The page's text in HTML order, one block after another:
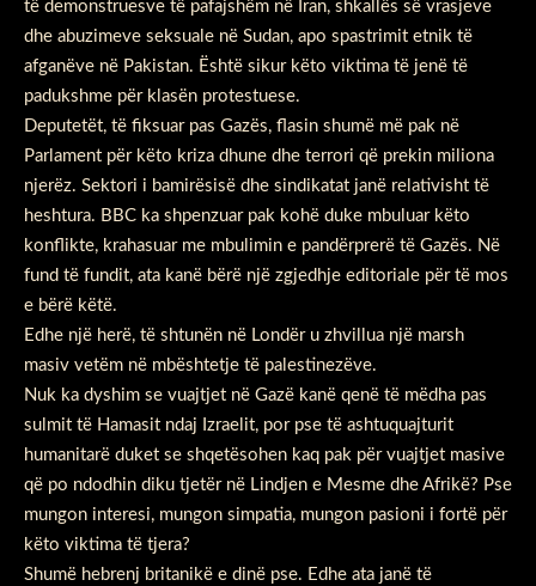
të demonstruesve të pafajshëm në Iran, shkallës së vrasjeve
dhe abuzimeve seksuale në Sudan, apo spastrimit etnik të
afganëve në Pakistan. Është sikur këto viktima të jenë të
padukshme për klasën protestuese.
Deputetët, të fiksuar pas Gazës, flasin shumë më pak në
Parlament për këto kriza dhune dhe terrori që prekin miliona
njerëz. Sektori i bamirësisë dhe sindikatat janë relativisht të
heshtura. BBC ka shpenzuar pak kohë duke mbuluar këto
konflikte, krahasuar me mbulimin e pandërprerë të Gazës. Në
fund të fundit, ata kanë bërë një zgjedhje editoriale për të mos
e bërë këtë.
Edhe një herë, të shtunën në Londër u zhvillua një marsh
masiv vetëm në mbështetje të palestinezëve.
Nuk ka dyshim se vuajtjet në Gazë kanë qenë të mëdha pas
sulmit të Hamasit ndaj Izraelit, por pse të ashtuquajturit
humanitarë duket se shqetësohen kaq pak për vuajtjet masive
që po ndodhin diku tjetër në Lindjen e Mesme dhe Afrikë? Pse
mungon interesi, mungon simpatia, mungon pasioni i fortë për
këto viktima të tjera?
Shumë hebrenj britanikë e dinë pse. Edhe ata janë të